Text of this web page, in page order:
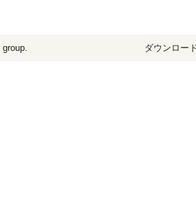
group. ダウンロー